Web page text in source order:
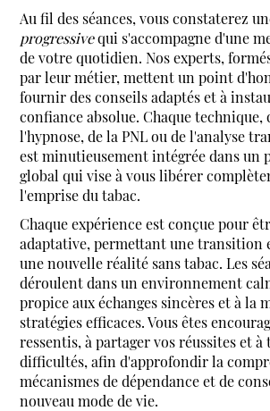
Au fil des séances, vous constaterez
progressivequi s'accompagne d'une
de votre quotidien. Nos experts,
par leur métier, mettent un point
fournir des conseils adaptés et à
confiance absolue. Chaque technique,
l'hypnose, de la PNL ou de l'analyse
est minutieusement intégrée dans un
global qui vise à vous libérer
l'emprise du tabac.
Chaque expérience est conçue pour
adaptative, permettant une transition
une nouvelle réalité sans tabac. Les
déroulent dans un environnement
propice aux échanges sincères et à la
stratégies efficaces. Vous êtes
ressentis, à partager vos réussites et
difficultés, afin d'approfondir la
mécanismes de dépendance et de
nouveau mode de vie.